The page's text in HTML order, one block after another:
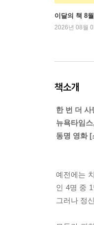
이달의 책 8
2026년 08월
책소개
한 번 더 사
뉴욕타임
동명 영화
예전에는
인 4명 중
그러나 정